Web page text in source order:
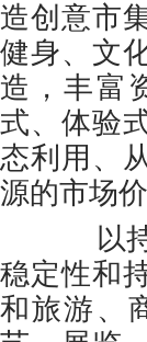
造创意市
健身、文
造，丰富
式、体验
态利用、
源的市场
以持
稳定性和
和旅游、